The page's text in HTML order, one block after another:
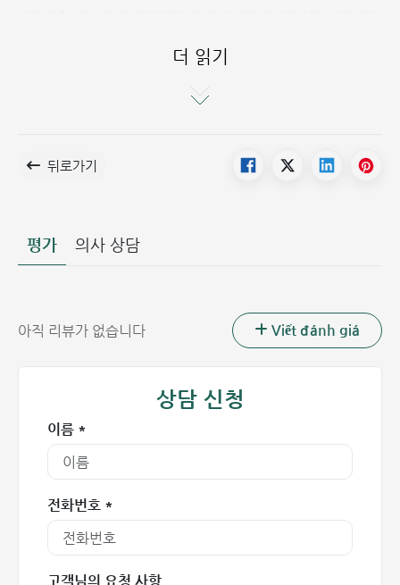
diphtheriae 박테리아가 유발하는 인후 염증 및 아동의 림
tetani 박테리아의 독소에 대항합니다.
소아마비 (Poliomyelitis): 소아마비 바이러스에 대항하여
근육 약화 및 영구적인 마비를 예방합니다.
아동에게 수막염을 일으키고 사망에 이를 수 있는
Haemophilus influenzae type b 박테리아를 예방합니
베트남에서 사용되는 5가 혼합 백신 종류
현재 베트남에서는 콤베파이브(Combe Five), 퀸박셈
(Quinvaxem), 그리고 펜타심(Pentaxim)의 3가지 종류의 5
셈 백신은 국가 확대 예방접종 프로그램(EPI)에 포함되어 있습
더 읽기
뒤로가기
평가 의사 상담
아직 리뷰가 없습니다 Viết đánh giá
상담 신청
이름 *
전화번호 *
고객님의 요청 사항